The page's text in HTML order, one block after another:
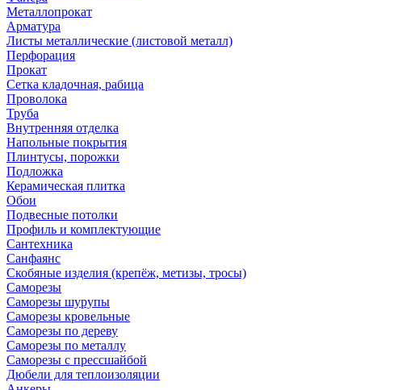
Металлопрокат
Арматура
Листы металлические (листовой металл)
Перфорация
Прокат
Сетка кладочная, рабица
Проволока
Труба
Внутренняя отделка
Напольные покрытия
Плинтусы, порожки
Подложка
Керамическая плитка
Обои
Подвесные потолки
Профиль и комплектующие
Сантехника
Санфаянс
Скобяные изделия (крепёж, метизы, тросы)
Саморезы
Саморезы шурупы
Саморезы кровельные
Саморезы по дереву
Саморезы по металлу
Саморезы с прессшайбой
Дюбели для теплоизоляции